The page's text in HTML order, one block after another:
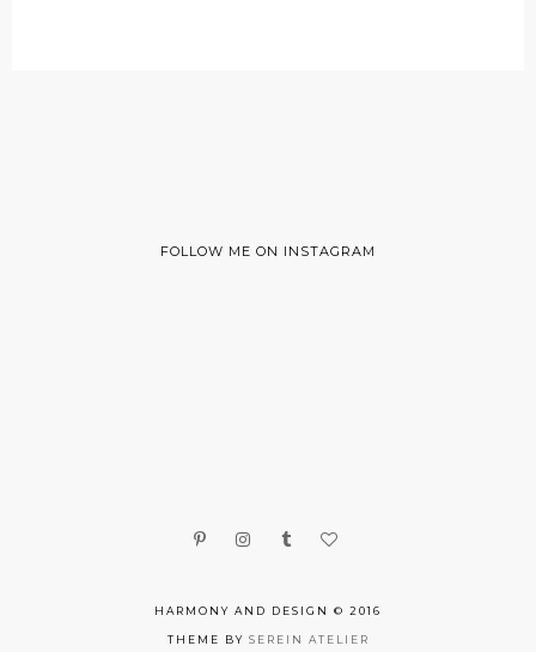
FOLLOW ME ON INSTAGRAM
HARMONY AND DESIGN © 2016
THEME BY SEREIN ATELIER